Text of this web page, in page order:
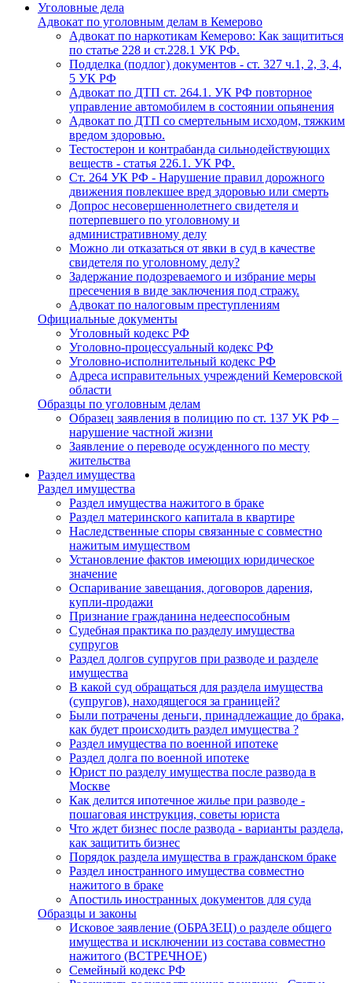
Уголовные дела
Адвокат по уголовным делам в Кемерово
Адвокат по наркотикам Кемерово: Как защититься
по статье 228 и ст.228.1 УК РФ.
Подделка (подлог) документов - ст. 327 ч.1, 2, 3, 4,
5 УК РФ
Адвокат по ДТП ст. 264.1. УК РФ повторное
управление автомобилем в состоянии опьянения
Адвокат по ДТП со смертельным исходом, тяжким
вредом здоровью.
Тестостерон и контрабанда сильнодействующих
веществ - статья 226.1. УК РФ.
Ст. 264 УК РФ - Нарушение правил дорожного
движения повлекшее вред здоровью или смерть
Допрос несовершеннолетнего свидетеля и
потерпевшего по уголовному и
административному делу
Можно ли отказаться от явки в суд в качестве
свидетеля по уголовному делу?
Задержание подозреваемого и избрание меры
пресечения в виде заключения под стражу.
Адвокат по налоговым преступлениям
Официальные документы
Уголовный кодекс РФ
Уголовно-процессуальный кодекс РФ
Уголовно-исполнительный кодекс РФ
Адреса исправительных учреждений Кемеровской
области
Образцы по уголовным делам
Образец заявления в полицию по ст. 137 УК РФ –
нарушение частной жизни
Заявление о переводе осужденного по месту
жительства
Раздел имущества
Раздел имущества
Раздел имущества нажитого в браке
Раздел материнского капитала в квартире
Наследственные споры связанные с совместно
нажитым имуществом
Установление фактов имеющих юридическое
значение
Оспаривание завещания, договоров дарения,
купли-продажи
Признание гражданина недееспособным
Судебная практика по разделу имущества
супругов
Раздел долгов супругов при разводе и разделе
имущества
В какой суд обращаться для раздела имущества
(супругов), находящегося за границей?
Были потрачены деньги, принадлежащие до брака,
как будет происходить раздел имущества ?
Раздел имущества по военной ипотеке
Раздел долга по военной ипотеке
Юрист по разделу имущества после развода в
Москве
Как делится ипотечное жилье при разводе -
пошаговая инструкция, советы юриста
Что ждет бизнес после развода - варианты раздела,
как защитить бизнес
Порядок раздела имущества в гражданском браке
Раздел иностранного имущества совместно
нажитого в браке
Апостиль иностранных документов для суда
Образцы и законы
Исковое заявление (ОБРАЗЕЦ) о разделе общего
имущества и исключении из состава совместно
нажитого (ВСТРЕЧНОЕ)
Семейный кодекс РФ